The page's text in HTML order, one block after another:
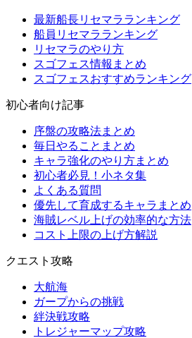
最新船長リセマラランキング
船員リセマラランキング
リセマラのやり方
スゴフェス情報まとめ
スゴフェスおすすめランキング
初心者向け記事
序盤の攻略法まとめ
毎日やることまとめ
キャラ強化のやり方まとめ
初心者必見！小ネタ集
よくある質問
優先して育成するキャラまとめ
海賊レベル上げの効率的な方法
コスト上限の上げ方解説
クエスト攻略
大航海
ガープからの挑戦
絆決戦攻略
トレジャーマップ攻略